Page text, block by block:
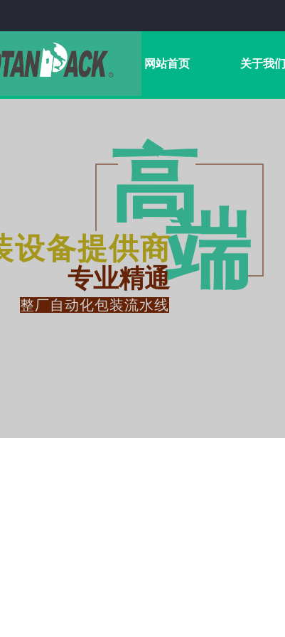
网站首页 关于我们
设备提供商
高
专业精通端​
整厂自动化包装流水线